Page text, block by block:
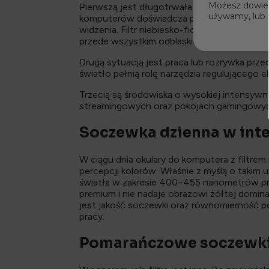
Pierwszą jest długotrwała praca przy
komputerów doświadcza przynajmniej
widzenia. Filtr niebiesko-fioletowego
przede wszystkim odblaski oraz fragment
Drugą sytuacją jest praca lub rozrywka
światło pełnią rolę narzędzia regulującego
Trzecią są środowiska o wysokiej
streamingowych oraz pokojach
Soczewka dzienna w
W ciągu dnia okulary do komputera z
percepcji kolorów. Właśnie z myślą o
światła w zakresie 400–455 nanometrów
premium i nie nadaje obrazowi żółtej
jest jakość soczewki oraz równomierność
pracy.
Pomarańczowe
Możesz
używamy, lub